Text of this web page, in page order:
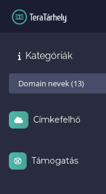
Kategóriák
Címkefelhő
Támogatás